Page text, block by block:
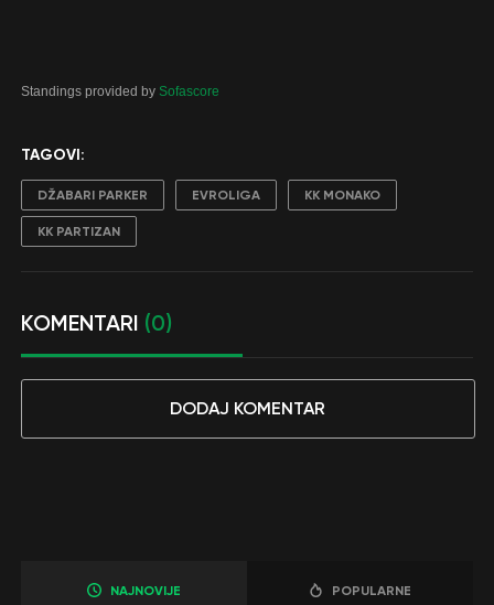
Standings provided by Sofascore
TAGOVI:
DŽABARI PARKER EVROLIGA KK MONAKO
KK PARTIZAN
KOMENTARI (0)
DODAJ KOMENTAR
NAJNOVIJE POPULARNE